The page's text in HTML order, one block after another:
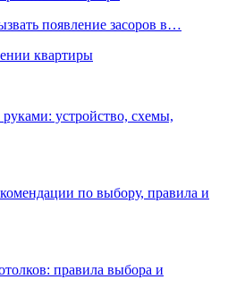
появление засоров в…
квартиры
устройство, схемы,
по выбору, правила и
правила выбора и